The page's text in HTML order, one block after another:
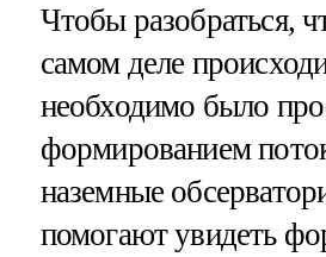
Чтобы разобраться,
самом деле
необходимо было
формированием
наземные
помогают увидеть